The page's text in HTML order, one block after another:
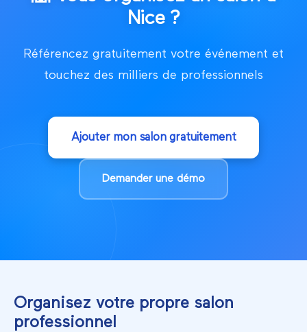
Nice?
Référencez gratuitement votre événement et
touchez des milliers de professionnels
Ajouter mon salon gratuitement
Demander une démo
Organisez votre propre salon
professionnel